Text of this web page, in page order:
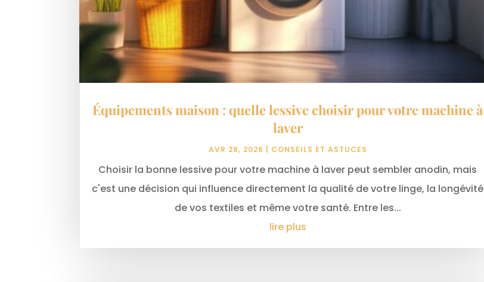
Équipements maison : quelle lessive choisir pour votre machine à
laver
AVR 28, 2026 CONSEILS ET ASTUCES
Choisir la bonne lessive pour votre machine à laver peut sembler anodin, mais
c'est une décision qui influence directement la qualité de votre linge, la longévité
de vos textiles et même votre santé. Entre les...
lire plus